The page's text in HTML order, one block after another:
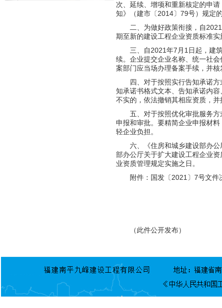
次、延续、增项和重新核定的申
知》（建市〔2014〕79号）规定
二、为做好政策衔接，自2021
期至新的建设工程企业资质标准
三、自2021年7月1日起，建筑
续。企业提交企业名称、统一社
案部门应当场办理备案手续，并
四、对于按照实行告知承诺方
知承诺书格式文本、告知承诺内
不实的，依法撤销其相应资质，
五、对于按照优化审批服务方
申报和审批。要精简企业申报材
轻企业负担。
六、《住房和城乡建设部办公
部办公厅关于扩大建设工程企业
业资质管理规定实施之日。
附件：国发〔2021〕7号文件
（此件公开发布）